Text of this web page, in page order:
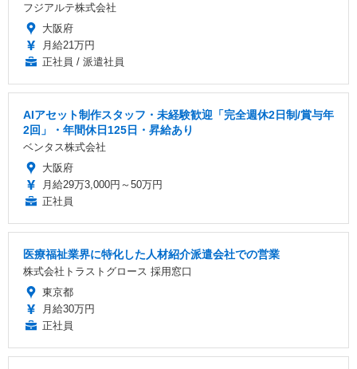
フジアルテ株式会社
大阪府
月給21万円
正社員 / 派遣社員
AIアセット制作スタッフ・未経験歓迎「完全週休2日制/賞与年
2回」・年間休日125日・昇給あり
ベンタス株式会社
大阪府
月給29万3,000円～50万円
正社員
医療福祉業界に特化した人材紹介派遣会社での営業
株式会社トラストグロース 採用窓口
東京都
月給30万円
正社員